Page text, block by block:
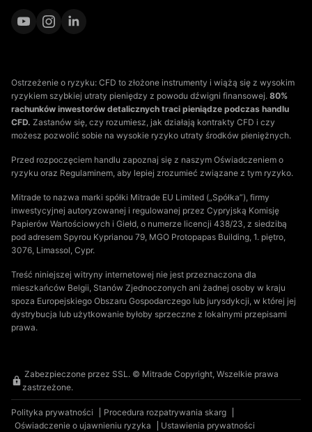
Ostrzeżenie o ryzyku: CFD to złożone instrumenty i wiążą się z wysokim
ryzykiem szybkiej utraty pieniędzy z powodu dźwigni finansowej. 80%
rachunków inwestorów detalicznych traci pieniądze podczas handlu
CFD. Zastanów się, czy rozumiesz, jak działają kontrakty CFD i czy
możesz pozwolić sobie na wysokie ryzyko utraty środków pieniężnych.
Przed rozpoczęciem handlu zapoznaj się z naszym Oświadczeniem o
ryzyku oraz Regulaminem, aby lepiej zrozumieć związane z tym ryzyko.
Mitrade to nazwa marki spółki Mitrade EU Limited („Spółka”), firmy
inwestycyjnej autoryzowanej i regulowanej przez Cypryjską Komisję
Papierów Wartościowych i Giełd, o numerze licencji 438/23, z siedzibą
pod adresem Spyrou Kyprianou 79, MGO Protopapas Building, 1. piętro,
3076, Limassol, Cypr.
Treść niniejszej witryny internetowej nie jest przeznaczona dla
mieszkańców Belgii, Stanów Zjednoczonych ani żadnej osoby w kraju
spoza Europejskiego Obszaru Gospodarczego lub jurysdykcji, w której jej
dystrybucja lub użytkowanie byłoby sprzeczne z lokalnymi przepisami
prawa.
Zabezpieczone przez SSL. © Mitrade Copyright, Wszelkie prawa
zastrzeżone.
Polityka prywatności
Procedura rozpatrywania skarg
Oświadczenie o ujawnieniu ryzyka
Ustawienia prywatności